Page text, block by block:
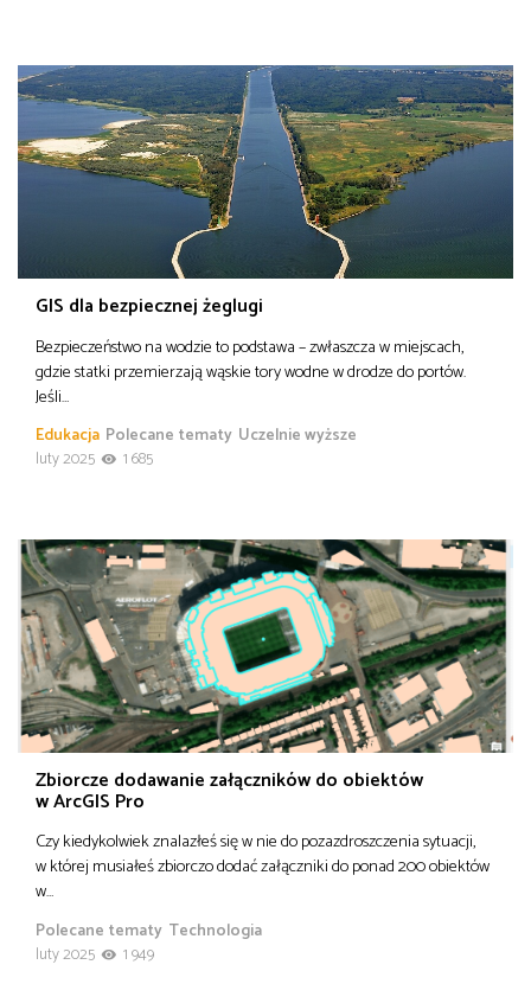
GIS dla bezpiecznej żeglugi
Bezpieczeństwo na wodzie to podstawa – zwłaszcza w miejscach,
gdzie statki przemierzają wąskie tory wodne w drodze do portów.
Jeśli…
Edukacja Polecane tematy Uczelnie wyższe
luty 2025
1 685
Zbiorcze dodawanie załączników do obiektów
w ArcGIS Pro
Czy kiedykolwiek znalazłeś się w nie do pozazdroszczenia sytuacji,
w której musiałeś zbiorczo dodać załączniki do ponad 200 obiektów
w…
Polecane tematy Technologia
luty 2025
1 949